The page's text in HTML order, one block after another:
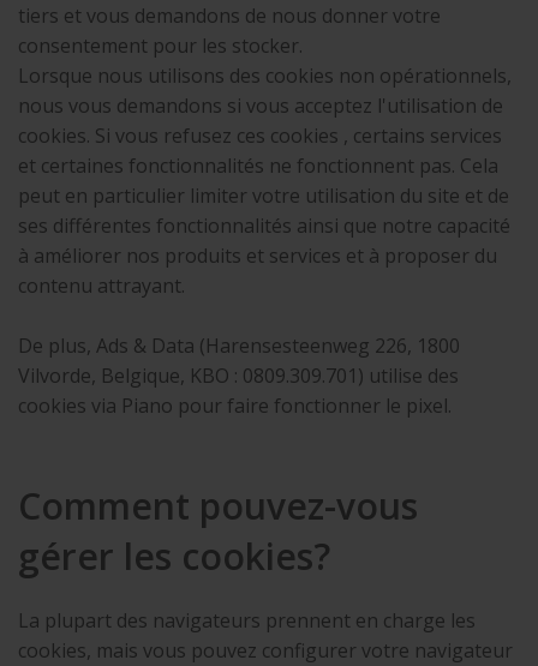
tiers et vous demandons de nous donner votre
consentement pour les stocker.
Lorsque nous utilisons des cookies non opérationnels,
nous vous demandons si vous acceptez l'utilisation de
cookies. Si vous refusez ces cookies , certains services
et certaines fonctionnalités ne fonctionnent pas. Cela
peut en particulier limiter votre utilisation du site et de
ses différentes fonctionnalités ainsi que notre capacité
à améliorer nos produits et services et à proposer du
contenu attrayant.
De plus, Ads & Data (Harensesteenweg 226, 1800
Vilvorde, Belgique, KBO : 0809.309.701) utilise des
cookies via Piano pour faire fonctionner le pixel.
Comment pouvez-vous
gérer les cookies?
La plupart des navigateurs prennent en charge les
cookies, mais vous pouvez configurer votre navigateur